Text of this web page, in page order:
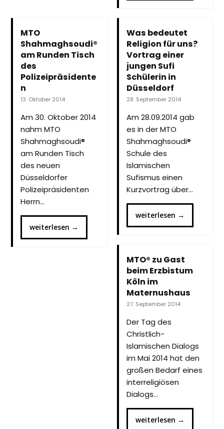
MTO
Shahmaghsoudi®
am Runden Tisch
des
Polizeipräsidente
n
13. Oktober 2014
Am 30. Oktober 2014
nahm MTO
Shahmaghsoudi®
am Runden Tisch
des neuen
Düsseldorfer
Polizeipräsidenten
Herrn…
weiterlesen →
Was bedeutet
Religion für uns?
Vortrag einer
jungen Sufi
Schülerin in
Düsseldorf
28. September 2014
Am 28.09.2014 gab
es in der MTO
Shahmaghsoudi®
Schule des
Islamischen
Sufismus einen
Kurzvortrag über…
weiterlesen →
MTO® zu Gast
beim Erzbistum
Köln im
Maternushaus
27. September 2014
Der Tag des
Christlich-
Islamischen Dialogs
im Mai 2014 hat den
großen Bedarf eines
interreligiösen
Dialogs…
weiterlesen →